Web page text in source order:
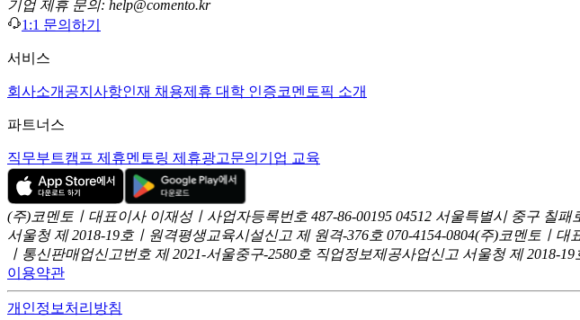
기업 제휴 문의: help@comento.kr
1:1 문의하기
서비스
회사소개 공지사항인재 채용제휴 대학 인증코멘토픽 소개
파트너스
직무부트캠프 제휴멘토링 제휴광고문의 기업 교육
(주)코멘토ㅣ대표이사 이재성ㅣ사업자등록번호 487-86-00195 04512 서울특별시 중구 칠패
서울청 제 2018-19호ㅣ원격평생교육시설신고 제 원격-376호 070-4154-0804(주)코멘토ㅣ대
ㅣ통신판매업신고번호 제 2021-서울중구-2580호 직업정보제공사업신고 서울청 제 2018-19
이용약관
개인정보처리방침